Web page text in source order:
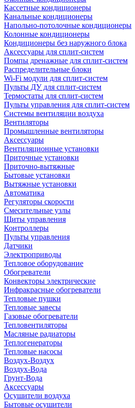
Кассетные кондиционеры
Канальные кондиционеры
Напольно-потолочные кондиционеры
Колонные кондиционеры
Кондиционеры без наружного блока
Аксессуары для сплит-систем
Помпы дренажные для сплит-систем
Распределительные блоки
Wi-Fi модули для сплит-систем
Пульты ДУ для сплит-систем
Термостаты для сплит-систем
Пульты управления для сплит-систем
Системы вентиляции воздуха
Вентиляторы
Промышленные вентиляторы
Аксессуары
Вентиляционные установки
Приточные установки
Приточно-вытяжные
Бытовые установки
Вытяжные установки
Автоматика
Регуляторы скорости
Смесительные узлы
Щиты управления
Контроллеры
Пульты управления
Датчики
Электроприводы
Тепловое оборудование
Обогреватели
Конвекторы электрические
Инфракрасные обогреватели
Тепловые пушки
Тепловые завесы
Газовые обогреватели
Тепловентиляторы
Масляные радиаторы
Теплогенераторы
Тепловые насосы
Воздух-Воздух
Воздух-Вода
Грунт-Вода
Аксессуары
Осушители воздуха
Бытовые осушители